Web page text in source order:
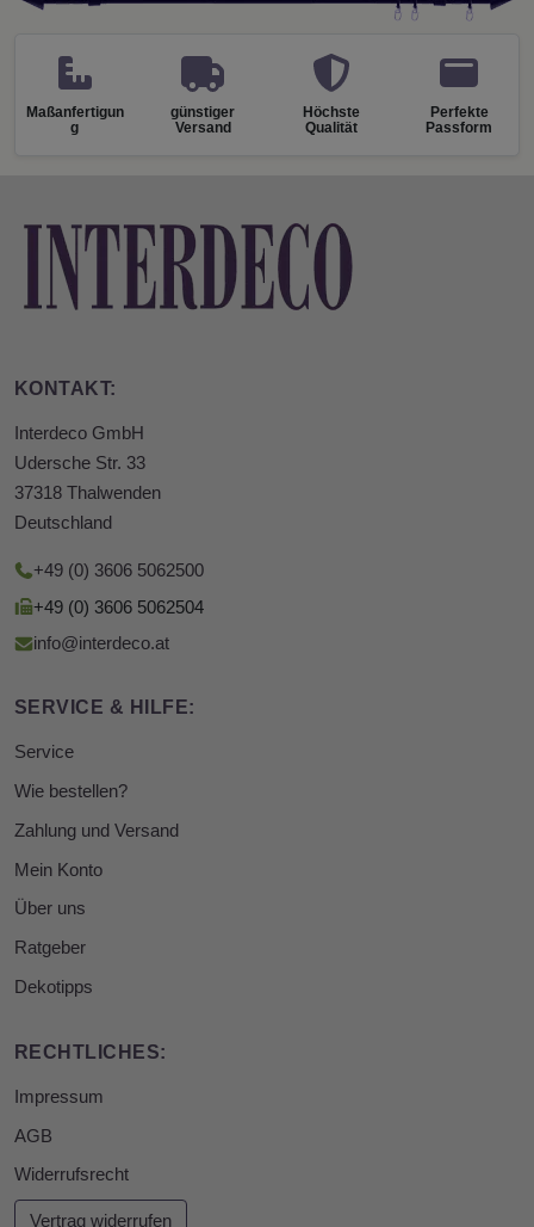
Maßanfertigun
g
günstiger
Versand
Höchste
Qualität
Perfekte
Passform
KONTAKT:
Interdeco GmbH
Udersche Str. 33
37318 Thalwenden
Deutschland
+49 (0) 3606 5062500
+49 (0) 3606 5062504
info@interdeco.at
SERVICE & HILFE:
Service
Wie bestellen?
Zahlung und Versand
Mein Konto
Über uns
Ratgeber
Dekotipps
RECHTLICHES:
Impressum
AGB
Widerrufsrecht
Vertrag widerrufen